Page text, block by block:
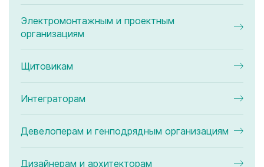
Электромонтажным и проектным
организациям
Щитовикам
Интеграторам
Девелоперам и генподрядным организациям
Дизайнерам и архитекторам